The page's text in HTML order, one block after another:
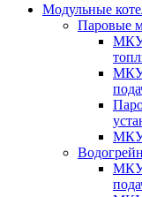
Модульные
Паровые
МКУ
МКУ
МКУ
МКУ